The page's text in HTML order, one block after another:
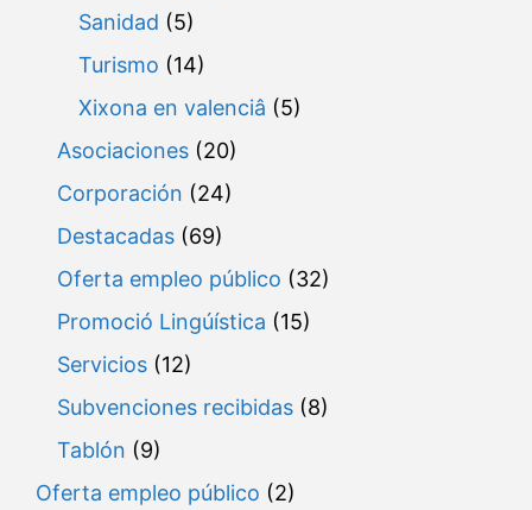
Sanidad (5)
Turismo (14)
Xixona en valenciâ (5)
Asociaciones (20)
Corporación (24)
Destacadas (69)
Oferta empleo público (32)
Promoció Lingúística (15)
Servicios (12)
Subvenciones recibidas (8)
Tablón (9)
Oferta empleo público (2)